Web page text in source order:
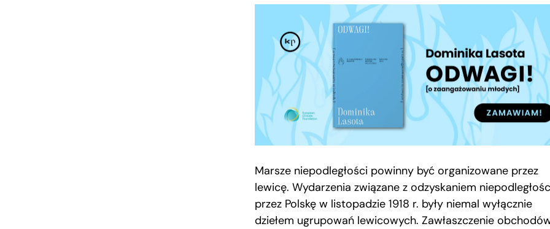
Marsze niepodległości powinny być organizowane przez
lewicę. Wydarzenia związane z odzyskaniem
przez Polskę w listopadzie 1918 r. były niemal wyłącznie
dziełem ugrupowań lewicowych. Zawłaszczenie obchodów